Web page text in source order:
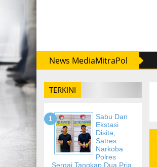
News MediaMitraPol
TERKINI
Sabu Dan
Ekstasi
Disita,
Satres
Narkoba
Polres
Sergai Tangkap Dua Pria